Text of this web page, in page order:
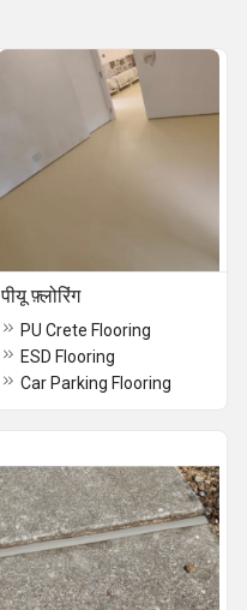
पीयू फ़्लोरिंग
PU Crete Flooring
ESD Flooring
Car Parking Flooring